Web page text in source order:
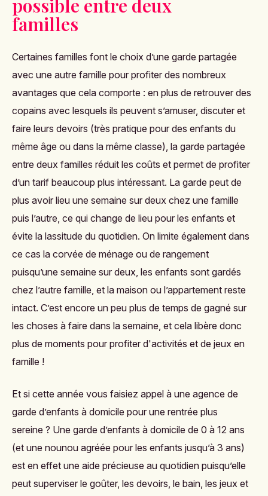
possible entre deux
familles
Certaines familles font le choix d’une garde partagée
avec une autre famille pour profiter des nombreux
avantages que cela comporte : en plus de retrouver des
copains avec lesquels ils peuvent s’amuser, discuter et
faire leurs devoirs (très pratique pour des enfants du
même âge ou dans la même classe), la garde partagée
entre deux familles réduit les coûts et permet de profiter
d’un tarif beaucoup plus intéressant. La garde peut de
plus avoir lieu une semaine sur deux chez une famille
puis l’autre, ce qui change de lieu pour les enfants et
évite la lassitude du quotidien. On limite également dans
ce cas la corvée de ménage ou de rangement
puisqu’une semaine sur deux, les enfants sont gardés
chez l’autre famille, et la maison ou l’appartement reste
intact. C’est encore un peu plus de temps de gagné sur
les choses à faire dans la semaine, et cela libère donc
plus de moments pour profiter d'activités et de jeux en
famille !
Et si cette année vous faisiez appel à une agence de
garde d’enfants à domicile pour une rentrée plus
sereine ? Une garde d’enfants à domicile de 0 à 12 ans
(et une nounou agréée pour les enfants jusqu’à 3 ans)
est en effet une aide précieuse au quotidien puisqu’elle
peut superviser le goûter, les devoirs, le bain, les jeux et